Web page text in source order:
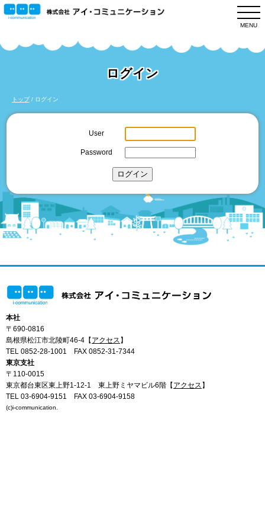
このページの本文へ
MENU
ログイン
現
在
トップ/ ログイン
User
Password
ログイン
本社
〒690-0816
島根県松江市北陵町46-4【 アクセス 】
TEL 0852-28-1001
FAX 0852-31-7344
東京支社
〒110-0015
東京都台東区東上野1-12-1 東上野ミヤマビル6階【 アクセス 】
TEL 03-6904-9151
FAX 03-6904-9158
(c)i-communication.